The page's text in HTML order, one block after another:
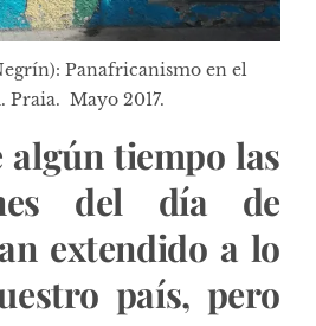
Panafricanismo en el
Praia. Mayo 2017.
algún tiempo las
del día de
extendido a lo
país, pero